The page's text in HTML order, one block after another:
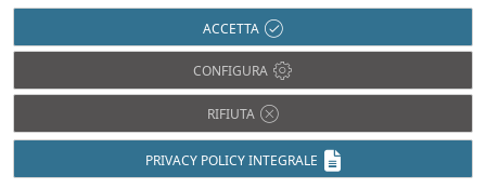
ACCETTA
CONFIGURA
RIFIUTA
PRIVACY POLICY INTEGRALE